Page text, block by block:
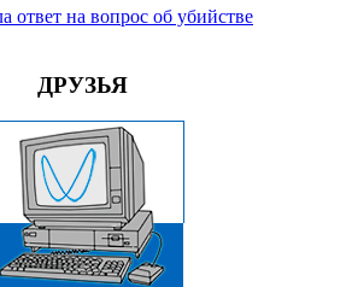
ответ на вопрос об убийстве
ДРУЗЬЯ